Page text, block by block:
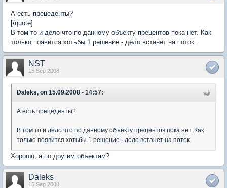
А есть прецеденты?
[/quote]
В том то и дело что по данному объекту прецентов пока нет. Как
только появится хотьбы 1 решение - дело встанет на поток.
NST
15 Sep 2008
Daleks, on 15.09.2008 - 14:57:
А есть прецеденты?
В том то и дело что по данному объекту прецентов пока нет. Как
только появится хотьбы 1 решение - дело встанет на поток.
Хорошо, а по другим объектам?
Daleks
15 Sep 2008